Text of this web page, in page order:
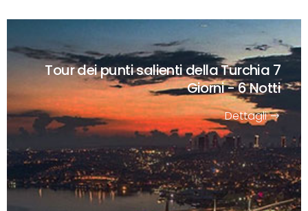
Tour dei punti salienti della Turchia 7
Giorni - 6 Notti
Dettagli